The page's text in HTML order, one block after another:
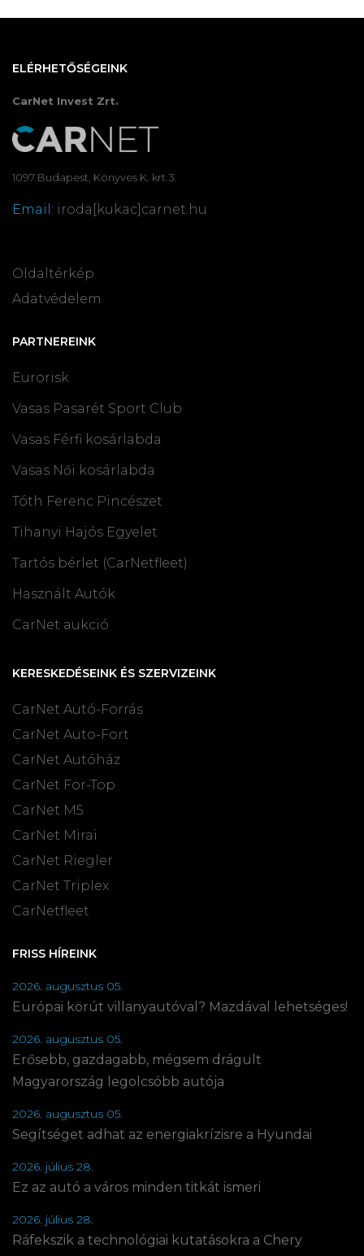
ELÉRHETŐSÉGEINK
CarNet Invest Zrt.
1097 Budapest, Könyves K. krt.3.
Email: iroda[kukac]carnet.hu
Oldaltérkép
Adatvédelem
PARTNEREINK
Eurorisk
Vasas Pasarét Sport Club
Vasas Férfi kosárlabda
Vasas Női kosárlabda
Tóth Ferenc Pincészet
Tihanyi Hajós Egyelet
Tartós bérlet (CarNetfleet)
Használt Autók
CarNet aukció
KERESKEDÉSEINK ÉS SZERVIZEINK
CarNet Autó-Forrás
CarNet Auto-Fort
CarNet Autóház
CarNet For-Top
CarNet M5
CarNet Mirai
CarNet Riegler
CarNet Triplex
CarNetfleet
FRISS HÍREINK
2026. augusztus 05.
Európai körút villanyautóval? Mazdával lehetséges!
2026. augusztus 05.
Erősebb, gazdagabb, mégsem drágult
Magyarország legolcsóbb autója
2026. augusztus 05.
Segítséget adhat az energiakrízisre a Hyundai
2026. július 28.
Ez az autó a város minden titkát ismeri
2026. július 28.
Ráfekszik a technológiai kutatásokra a Chery